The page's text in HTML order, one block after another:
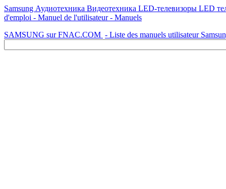
Samsung Аудиотехника Видеотехника LED-телевизоры LED
d'emploi - Manuel de l'utilisateur - Manuels
SAMSUNG sur FNAC.COM - Liste des manuels utilisateur